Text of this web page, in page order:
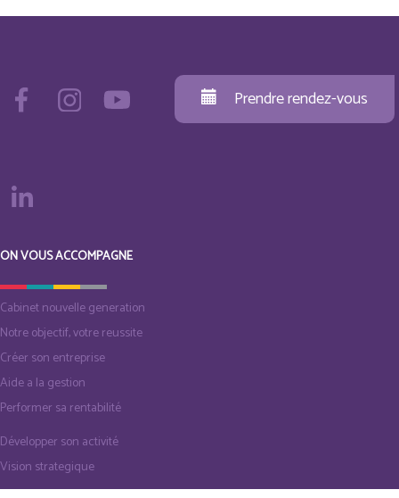
Prendre rendez-vous
ON VOUS ACCOMPAGNE
Cabinet nouvelle generation
Notre objectif, votre reussite
Créer son entreprise
Aide a la gestion
Performer sa rentabilité
Développer son activité
Vision strategique